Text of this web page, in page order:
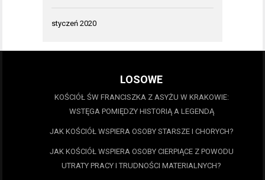
styczeń 2020
LOSOWE
KOŚCIÓŁ ŚW FRANCISZKA Z ASYŻU W KRAKOWIE:
WSTĘGA POMIĘDZY HISTORIĄ A LEGENDĄ
JAK KOŚCIÓŁ WSPIERA OSOBY STARSZE I CHORYCH?
JAK KOŚCIÓŁ WSPIERA OSOBY CIERPIĄCE Z POWODU
UTRATY PRACY I TRUDNOŚCI MATERIALNYCH?